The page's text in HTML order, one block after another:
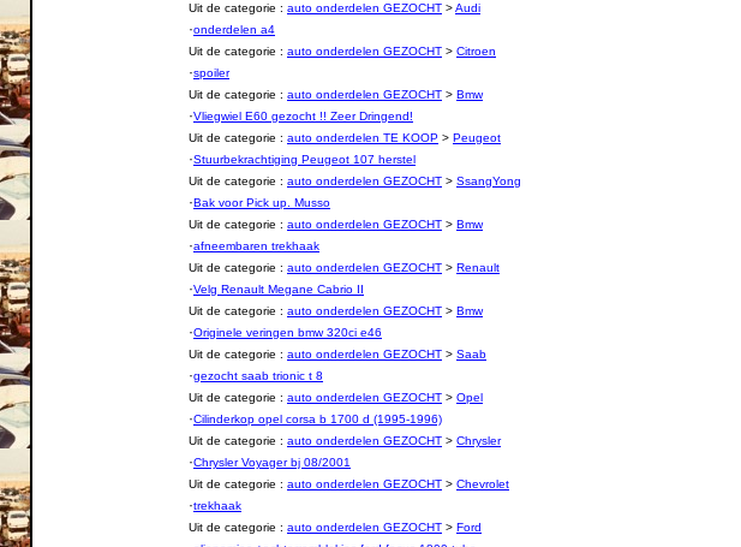
Uit de categorie : auto onderdelen GEZOCHT >Audi
·onderdelen a4
Uit de categorie : auto onderdelen GEZOCHT > Citroen
·spoiler
Uit de categorie : auto onderdelen GEZOCHT > Bmw
·Vliegwiel E60 gezocht !! Zeer Dringend!
Uit de categorie : auto onderdelen TE KOOP > Peugeot
·Stuurbekrachtiging Peugeot 107 herstel
Uit de categorie : auto onderdelen GEZOCHT > SsangYong
·Bak voor Pick up. Musso
Uit de categorie : auto onderdelen GEZOCHT > Bmw
·afneembaren trekhaak
Uit de categorie : auto onderdelen GEZOCHT > Renault
·Velg Renault Megane Cabrio II
Uit de categorie : auto onderdelen GEZOCHT > Bmw
·Originele veringen bmw 320ci e46
Uit de categorie : auto onderdelen GEZOCHT > Saab
·gezocht saab trionic t 8
Uit de categorie : auto onderdelen GEZOCHT > Opel
·Cilinderkop opel corsa b 1700 d (1995-1996)
Uit de categorie : auto onderdelen GEZOCHT > Chrysler
·Chrysler Voyager bj 08/2001
Uit de categorie : auto onderdelen GEZOCHT > Chevrolet
·trekhaak
Uit de categorie : auto onderdelen GEZOCHT > Ford